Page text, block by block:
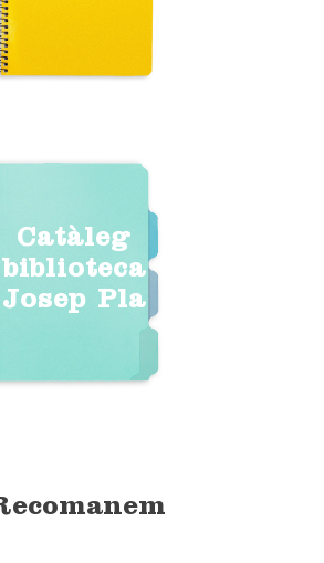
Catàleg
biblioteca
Josep Pla